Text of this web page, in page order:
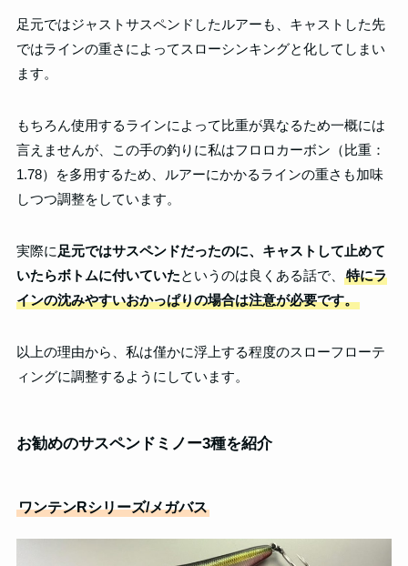
足元ではジャストサスペンドしたルアーも、キャストした先
ではラインの重さによってスローシンキングと化してしまい
ます。
もちろん使用するラインによって比重が異なるため一概には
言えませんが、この手の釣りに私はフロロカーボン（比重：
1.78）を多用するため、ルアーにかかるラインの重さも加味
しつつ調整をしています。
実際に 足元ではサスペンドだったのに、キャストして止めて
いたらボトムに付いていたというのは良くある話で、
特にラ
インの沈みやすいおかっぱりの場合は注意が必要です。
以上の理由から、私は僅かに浮上する程度のスローフローテ
ィングに調整するようにしています。
お勧めのサスペンドミノー3種を紹介
ワンテンRシリーズ/メガバス